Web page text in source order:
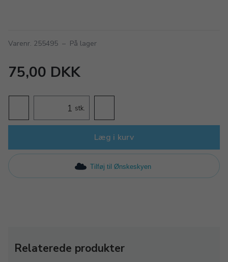
Varenr. 255495 – På lager
75,00 DKK
stk.
Læg i kurv
Tilføj til Ønskeskyen
Relaterede produkter